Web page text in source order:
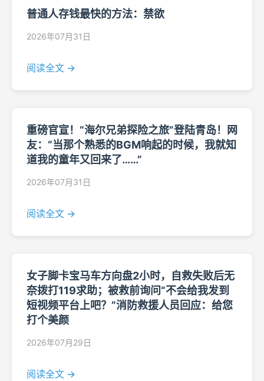
普通人存钱最快的方法：禁欲
2026年07月31日
阅读全文 →
重磅官宣！“海尔兄弟探险之旅”登陆青岛！网
友：“当那个熟悉的BGM响起的时候，我就知
道我的童年又回来了……”
2026年07月31日
阅读全文 →
女子脚卡宝马车方向盘2小时，自救失败后无
奈拨打119求助；被救前询问“不会给我发到
短视频平台上吧？”消防救援人员回应：给您
打个美颜
2026年07月29日
阅读全文 →